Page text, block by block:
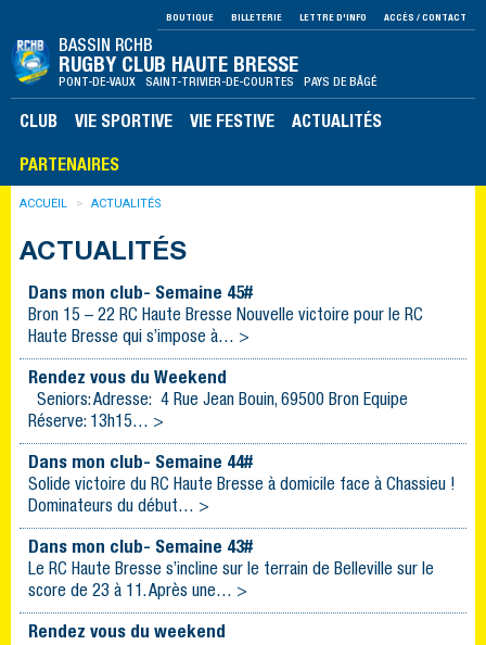
BOUTIQUE BILLETERIE LETTRE D'INFO ACCÈS / CONTACT
BASSIN RCHB
RUGBY CLUB HAUTE BRESSE
PONT-DE-VAUX SAINT-TRIVIER-DE-COURTES PAYS DE BÂGÉ
CLUB VIE SPORTIVE VIE FESTIVE ACTUALITÉS
PARTENAIRES
ACCUEIL ACTUALITÉS
ACTUALITÉS
Dans mon club- Semaine 45#
Bron 15 – 22 RC Haute Bresse Nouvelle victoire pour le RC
Haute Bresse qui s’impose à… >
Rendez vous du Weekend
Seniors: Adresse: 4 Rue Jean Bouin, 69500 Bron Equipe
Réserve: 13h15… >
Dans mon club- Semaine 44#
Solide victoire du RC Haute Bresse à domicile face à Chassieu !
Dominateurs du début… >
Dans mon club- Semaine 43#
Le RC Haute Bresse s’incline sur le terrain de Belleville sur le
score de 23 à 11. Après une… >
Rendez vous du weekend